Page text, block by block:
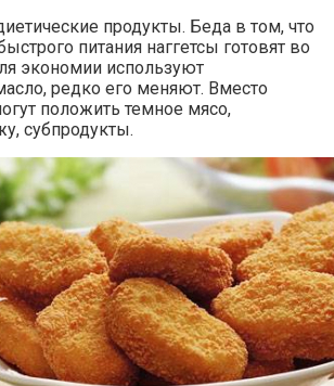
продукты. Беда в том, что
питания наггетсы готовят во
экономии используют
редко его меняют. Вместо
положить темное мясо,
субпродукты.